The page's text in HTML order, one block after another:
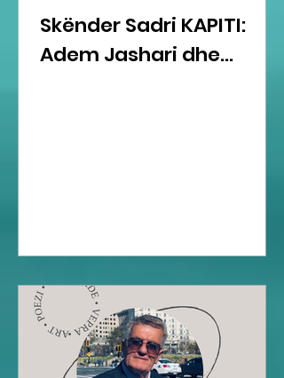
Skënder Sadri KAPITI:
Adem Jashari dhe...